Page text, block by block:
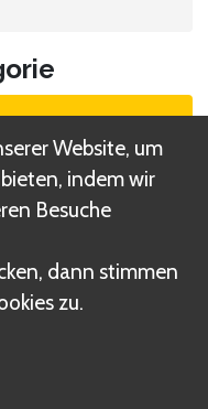
Website, um
indem wir
Besuche
dann stimmen
zu.